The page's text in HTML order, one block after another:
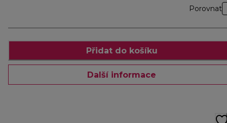
Porovnat
Přidat do košíku
Další informace